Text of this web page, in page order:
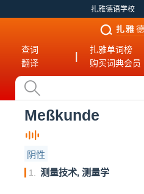
扎雅德语学校
查词
翻译
扎雅单词榜
购买词典会员
Meßkunde
阴性
1. 测量技术, 测量学